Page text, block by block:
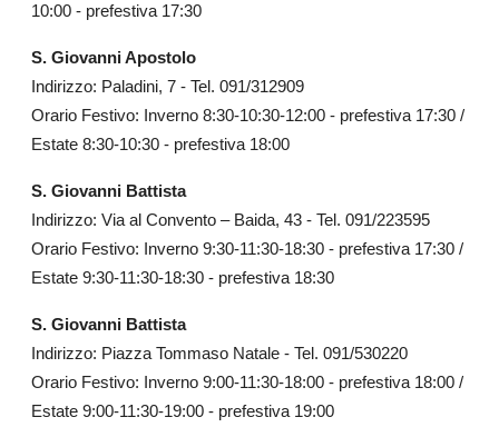
10:00 - prefestiva 17:30
S. Giovanni Apostolo
Indirizzo: Paladini, 7 - Tel. 091/312909
Orario Festivo: Inverno 8:30-10:30-12:00 - prefestiva 17:30 /
Estate 8:30-10:30 - prefestiva 18:00
S. Giovanni Battista
Indirizzo: Via al Convento – Baida, 43 - Tel. 091/223595
Orario Festivo: Inverno 9:30-11:30-18:30 - prefestiva 17:30 /
Estate 9:30-11:30-18:30 - prefestiva 18:30
S. Giovanni Battista
Indirizzo: Piazza Tommaso Natale - Tel. 091/530220
Orario Festivo: Inverno 9:00-11:30-18:00 - prefestiva 18:00 /
Estate 9:00-11:30-19:00 - prefestiva 19:00